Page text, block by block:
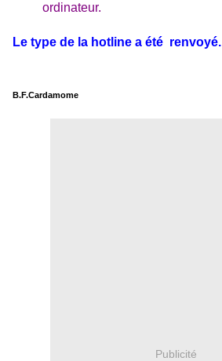
ordinateur.
Le type de la hotline a été renvoyé.
B.F.Cardamome
Publicité